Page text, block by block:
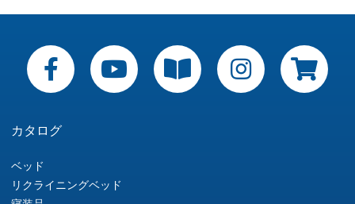
カタログ
ベッド
リクライニングベッド